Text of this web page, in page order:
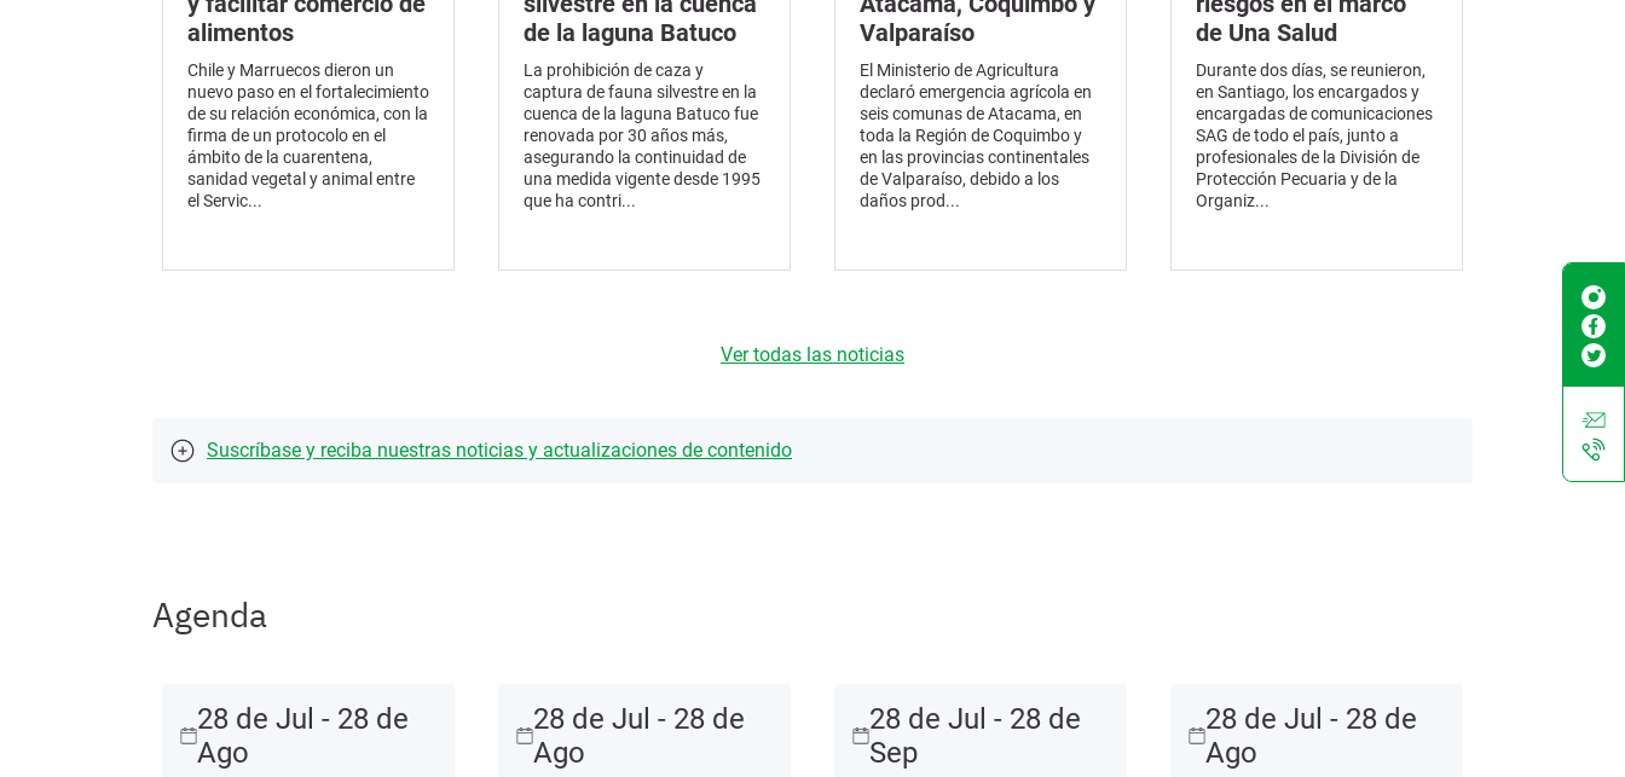
alimentos
Chile y Marruecos dieron un
nuevo paso en el fortalecimiento
de su relación económica, con la
firma de un protocolo en el
ámbito de la cuarentena,
sanidad vegetal y animal entre
el Servic...
de la laguna Batuco
La prohibición de caza y
captura de fauna silvestre en la
cuenca de la laguna Batuco fue
renovada por 30 años más,
asegurando la continuidad de
una medida vigente desde 1995
que ha contri...
Valparaíso
El Ministerio de Agricultura
declaró emergencia agrícola en
seis comunas de Atacama, en
toda la Región de Coquimbo y
en las provincias continentales
de Valparaíso, debido a los
daños prod...
de Una Salud
Durante dos días, se reunieron,
en Santiago, los encargados y
encargadas de comunicaciones
SAG de todo el país, junto a
profesionales de la División de
Protección Pecuaria y de la
Organiz...
Ver todas las noticias
Suscríbase y reciba nuestras noticias y actualizaciones de contenido
Agenda
28 de Jul - 28 de
Ago
28 de Jul - 28 de
Ago
28 de Jul - 28 de
Sep
28 de Jul - 28 de
Ago